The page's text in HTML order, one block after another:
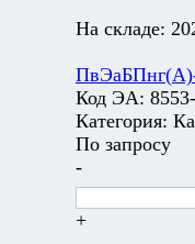
На складе:
Код ЭА:
Категория:
По запросу
-
+